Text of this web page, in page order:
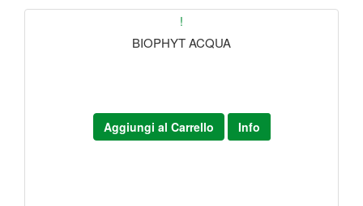
!
BIOPHYT ACQUA
Aggiungi al Carrello Info